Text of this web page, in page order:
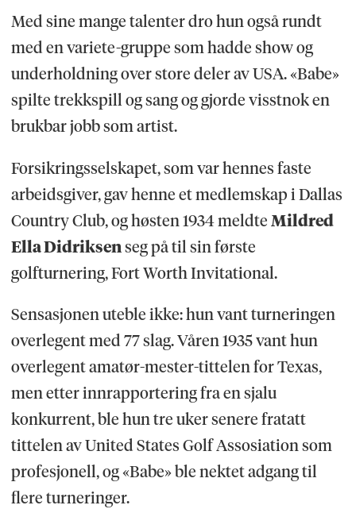
Med sine mange talenter dro hun også rundt
med en variete-gruppe som hadde show og
underholdning over store deler av USA. «Babe»
spilte trekkspill og sang og gjorde visstnok en
brukbar jobb som artist.
Forsikringsselskapet, som var hennes faste
arbeidsgiver, gav henne et medlemskap i Dallas
Country Club, og høsten 1934 meldte Mildred
Ella Didriksen seg på til sin første
golfturnering, Fort Worth Invitational.
Sensasjonen uteble ikke: hun vant turneringen
overlegent med 77 slag. Våren 1935 vant hun
overlegent amatør-mester-tittelen for Texas,
men etter innrapportering fra en sjalu
konkurrent, ble hun tre uker senere fratatt
tittelen av United States Golf Assosiation som
profesjonell, og «Babe» ble nektet adgang til
flere turneringer.